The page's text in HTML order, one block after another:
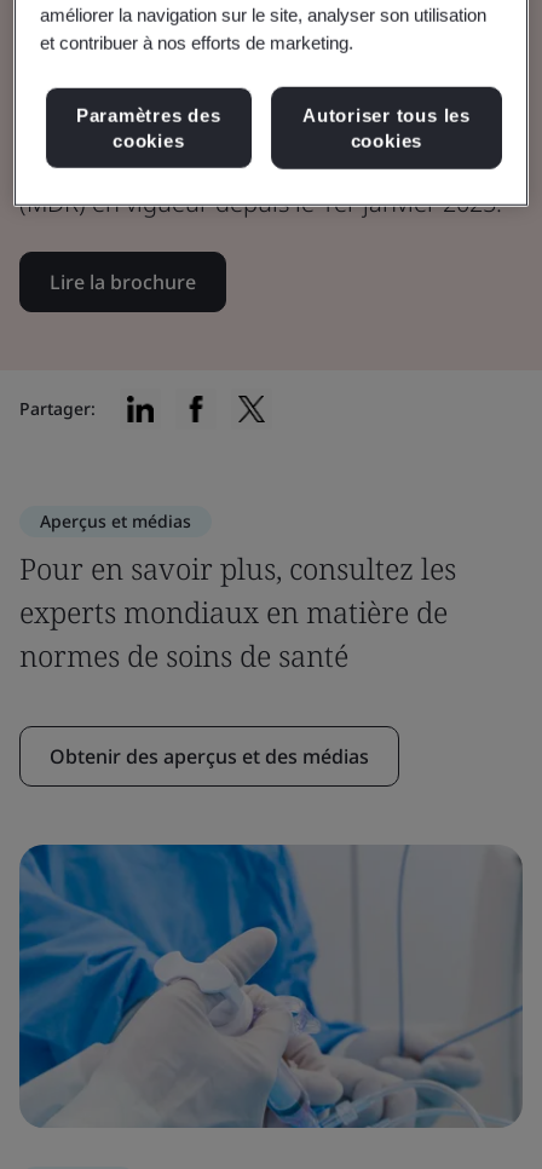
activités d’évaluation de
la conformité (EUR)
Réglementation sur les dispositifs médicaux
(MDR) en vigueur depuis le 1er janvier 2025.
Lire la brochure
Partager:
Aperçus et médias
Pour en savoir plus, consultez les
experts mondiaux en matière de
normes de soins de santé
Obtenir des aperçus et des médias
améliorer la navigation sur le site, analyser son utilisation
et contribuer à nos efforts de marketing.
Paramètres des
cookies
Autoriser tous les
cookies